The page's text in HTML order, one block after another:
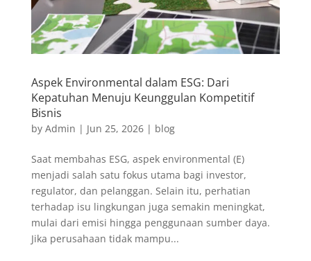
Aspek Environmental dalam ESG: Dari
Kepatuhan Menuju Keunggulan Kompetitif
Bisnis
by Admin | Jun 25, 2026| blog
Saat membahas ESG, aspek environmental (E)
menjadi salah satu fokus utama bagi investor,
regulator, dan pelanggan. Selain itu, perhatian
terhadap isu lingkungan juga semakin meningkat,
mulai dari emisi hingga penggunaan sumber daya.
Jika perusahaan tidak mampu...